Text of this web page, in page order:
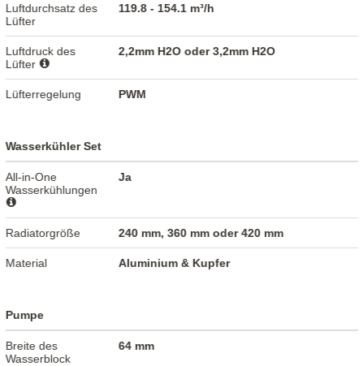
Luftdurchsatz des
Lüfter
119.8 - 154.1 m³/h
Luftdruck des
Lüfter
2,2mm H2O oder 3,2mm H2O
Lüfterregelung PWM
Wasserkühler Set
All-in-One
Wasserkühlungen
Ja
Radiatorgröße 240 mm, 360 mm oder 420 mm
Material Aluminium & Kupfer
Pumpe
Breite des
Wasserblock
64 mm